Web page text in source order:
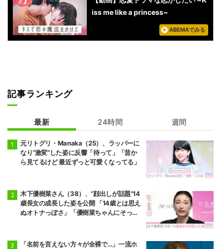
iss me like a princess~
ABEMAでみる
記事ランキング
最新 24時間 週間
元リトグリ・Manaka（25）、ラッパーに
なり“激変”した姿に反響「待って」「昔か
ら見てるけど 最近ずっと可愛くなってる」
木下優樹菜さん（38）、“顔出しが話題”14
歳長女の成長した姿を公開 「14歳とは思え
ぬオトナっぽさ」「優樹菜ちゃんにそっく
「名前を言えない方々が全裸で…」一流ホ